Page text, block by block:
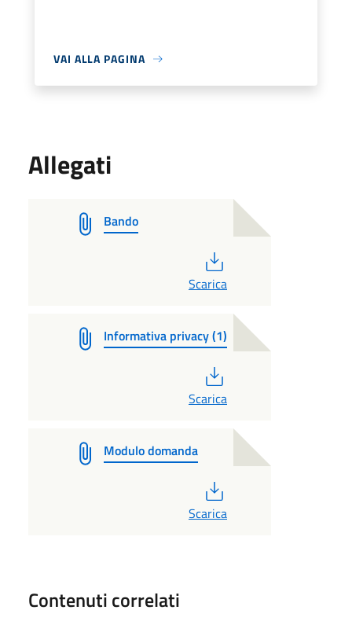
VAI ALLA PAGINA
Allegati
Bando
Scarica
Informativa privacy (1)
Scarica
Modulo domanda
Scarica
Contenuti correlati